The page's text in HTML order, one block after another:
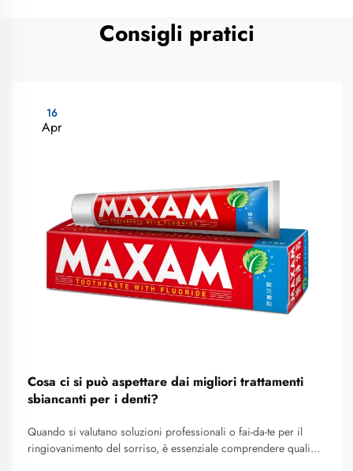
Consigli pratici
16
Apr
Cosa ci si può aspettare dai migliori trattamenti
sbiancanti per i denti?
Quando si valutano soluzioni professionali o fai-da-te per il
ringiovanimento del sorriso, è essenziale comprendere quali